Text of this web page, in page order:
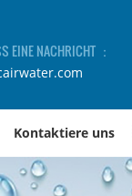
EINE NACHRICHT ：
Kontaktiere uns